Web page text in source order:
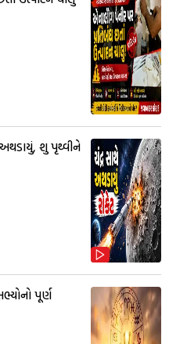
શુ પૃથ્વીને
પૂર્ણ